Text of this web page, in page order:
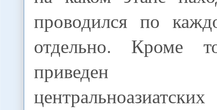
проводился по
отдельно. Кроме
приведен